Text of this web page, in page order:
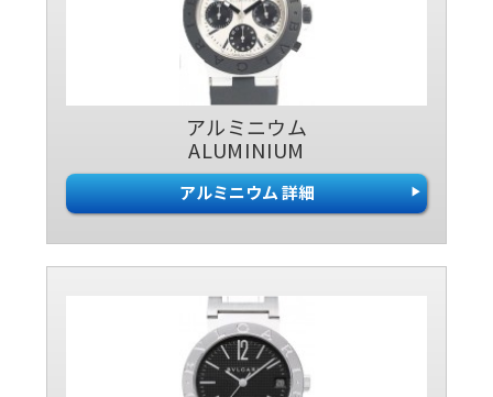
アルミニウム
ALUMINIUM
アルミニウム 詳細